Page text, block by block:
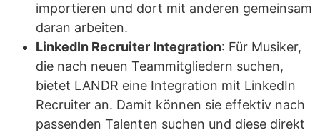
importieren und dort mit anderen gemeinsam
daran arbeiten.
LinkedIn Recruiter Integration: Für Musiker,
die nach neuen Teammitgliedern suchen,
bietet LANDR eine Integration mit LinkedIn
Recruiter an. Damit können sie effektiv nach
passenden Talenten suchen und diese direkt